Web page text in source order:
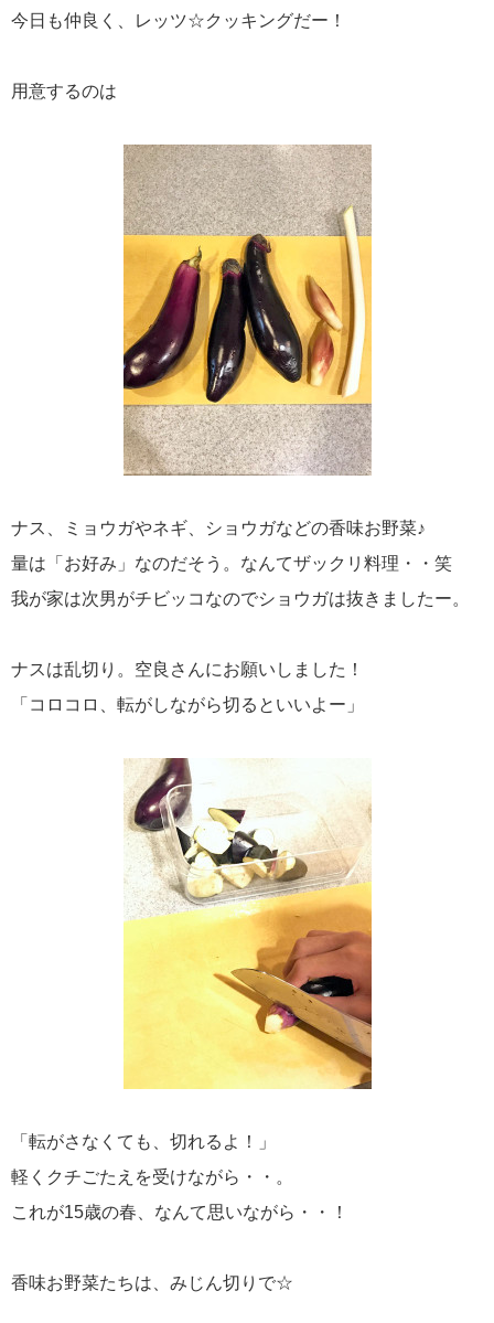
今日も仲良く、レッツ☆クッキングだー！
用意するのは
ナス、ミョウガやネギ、ショウガなどの香味お野菜♪
量は「お好み」なのだそう。なんてザックリ料理・・笑
我が家は次男がチビッコなのでショウガは抜きましたー。
ナスは乱切り。空良さんにお願いしました！
「コロコロ、転がしながら切るといいよー」
「転がさなくても、切れるよ！」
軽くクチごたえを受けながら・・。
これが15歳の春、なんて思いながら・・！
香味お野菜たちは、みじん切りで☆